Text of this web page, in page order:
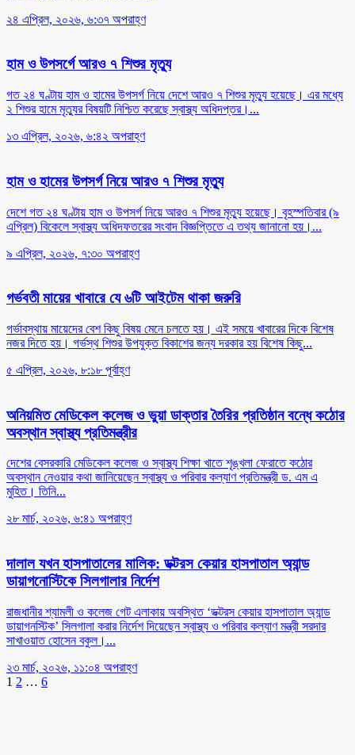
২৪ এপ্রিল, ২০২৬, ৬:৩৭ অপরাহ্ণ
হাম ও উপসর্গে আরও ৭ শিশুর মৃত্যু
গত ২৪ ঘণ্টায় হাম ও হামের উপসর্গ নিয়ে দেশে আরও ৭ শিশুর মৃত্যু হয়েছে। এর মধ্যে
২ শিশুর হামে মৃত্যুর বিষয়টি নিশ্চিত করেছে স্বাস্থ্য অধিদপ্তর।...
১৩ এপ্রিল, ২০২৬, ৬:৪২ অপরাহ্ণ
হাম ও হামের উপসর্গ নিয়ে আরও ৭ শিশুর মৃত্যু
দেশে গত ২৪ ঘণ্টায় হাম ও উপসর্গ নিয়ে আরও ৭ শিশুর মৃত্যু হয়েছে। বৃহস্পতিবার (৯
এপ্রিল) বিকেলে স্বাস্থ্য অধিদফতরের সংবাদ বিজ্ঞপ্তিতে এ তথ্য জানানো হয়।...
৯ এপ্রিল, ২০২৬, ৭:৩০ অপরাহ্ণ
গর্ভবতী মায়ের খাবারে যে ৬টি আইটেম থাকা জরুরি
গর্ভাবস্থায় মায়েদের বেশ কিছু বিষয় মেনে চলতে হয়। এই সময়ে খাবারের দিকে বিশেষ
নজর দিতে হয়। গর্ভস্থ শিশুর উপযুক্ত বিকাশের জন্য দরকার হয় বিশেষ কিছু...
৫ এপ্রিল, ২০২৬, ৮:১৮ পূর্বাহ্ণ
অনিয়মিত মেডিকেল কলেজ ও ভুয়া ডাক্তার তৈরির প্রতিষ্ঠান বন্ধে কঠোর
অবস্থান স্বাস্থ্য প্রতিমন্ত্রীর
দেশের বেসরকারি মেডিকেল কলেজ ও স্বাস্থ্য শিক্ষা খাতে শৃঙ্খলা ফেরাতে কঠোর
অবস্থান নেওয়ার কথা জানিয়েছেন স্বাস্থ্য ও পরিবার কল্যাণ প্রতিমন্ত্রী ড. এম এ
মুহিত। তিনি...
২৮ মার্চ, ২০২৬, ৬:৪১ অপরাহ্ণ
দালাল যখন হাসপাতালের মালিক: ডক্টরস কেয়ার হাসপাতাল অ্যান্ড
ডায়াগনোস্টিকে সিলগালার নির্দেশ
রাজধানীর শ্যামলী ও কলেজ গেট এলাকায় অবস্থিত ‘ডক্টরস কেয়ার হাসপাতাল অ্যান্ড
ডায়াগনস্টিক’ সিলগালা করার নির্দেশ দিয়েছেন স্বাস্থ্য ও পরিবার কল্যাণ মন্ত্রী সরদার
সাখাওয়াত হোসেন বকুল।...
২৩ মার্চ, ২০২৬, ১১:০৪ অপরাহ্ণ
Posts
1 2 … 6